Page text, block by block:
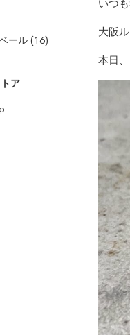
ール (16)
ア
いつ
大阪
本日